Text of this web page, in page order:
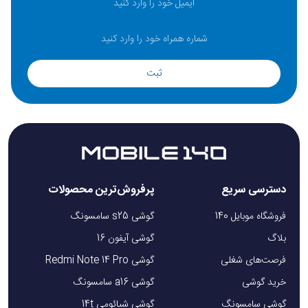
افزایش میزان روشنایی به 2600 نیت است. این رقم باعث می‌شود
که حتی زیر نور مستقیم خورشید نیز محتوای صفحه با وضوح
را در رقابت با اپل و شیائومی یک قدم جلوتر قرار می‌دهد.
دوربین Galaxy S24 Ultra
میدان آمده است. این گوشی به یک مجموعه چهارگانه مجهز شده
که شامل موارد زیر می‌شود:
ثبت تصاویر فوق‌العاده واضح و دقیق.
ثبت
دسترسی سریع
فروشگاه موبایل 140
بلاگ
فرصت‌های شغلی
خرید گوشی
گوشی سامسونگ
پرفروش‌ترین محصولات
گوشی s25 سامسونگ
گوشی آیفون 16
گوشی Redmi Note 14 Pro
گوشی a16 سامسونگ
گوشی شیائومی 14t